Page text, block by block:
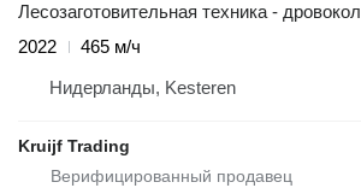
Лесозаготовительная техника - дровокол
2022
465 м/ч
Нидерланды, Kesteren
Kruijf Trading